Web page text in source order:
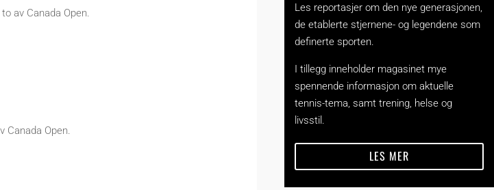
av Canada Open.
Canada Open.
Les reportasjer om den nye generasjonen,
de etablerte stjernene- og legendene som
definerte sporten.
I tillegg inneholder magasinet mye
spennende informasjon om aktuelle
tennis-tema, samt trening, helse og
livsstil.
LES MER